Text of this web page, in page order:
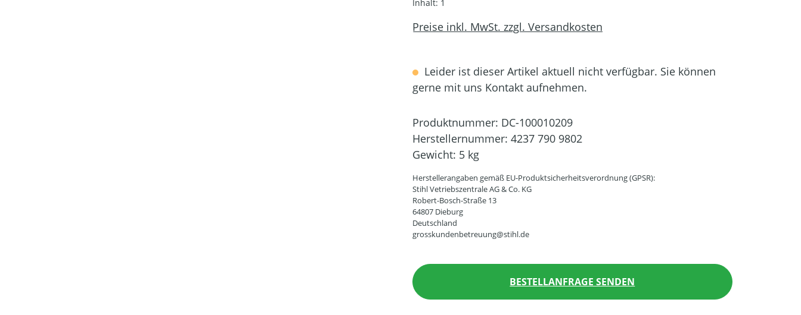
Inhalt: 1
Preise inkl. MwSt. zzgl. Versandkosten
Leider ist dieser Artikel aktuell nicht verfügbar. Sie können
gerne mit uns Kontakt aufnehmen.
Produktnummer: DC-100010209
Herstellernummer: 4237 790 9802
Gewicht: 5 kg
Herstellerangaben gemäß EU-Produktsicherheitsverordnung (GPSR):
Stihl Vetriebszentrale AG & Co. KG
Robert-Bosch-Straße 13
64807 Dieburg
Deutschland
grosskundenbetreuung@stihl.de
BESTELLANFRAGE SENDEN